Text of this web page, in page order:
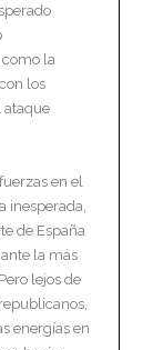
la
los
ataque
en el
inesperada,
de España
la más
lejos de
energías en